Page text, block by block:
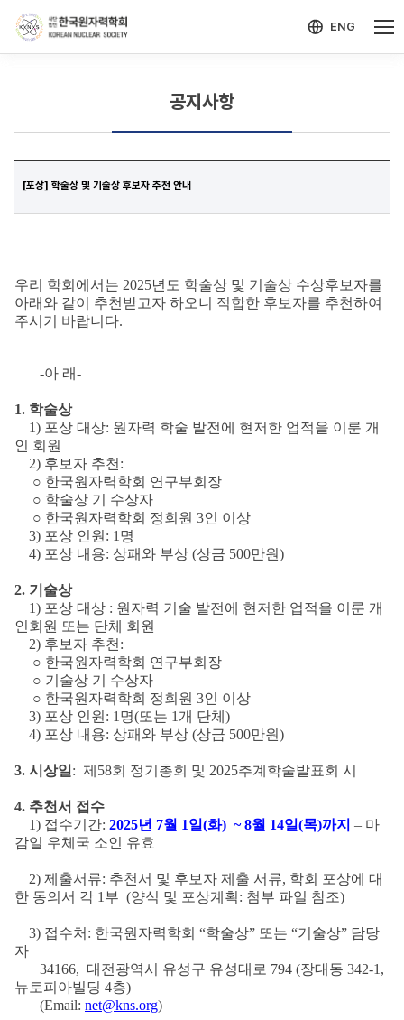
ENG
공지사항
[포상] 학술상 및 기술상 후보자 추천 안내
우리 학회에서는 2025년도 학술상 및 기술상 수상후보자를
아래와 같이 추천받고자 하오니 적합한 후보자를 추천하여
주시기 바랍니다.
-아 래-
1. 학술상
1) 포상 대상: 원자력 학술 발전에 현저한 업적을 이룬 개
인 회원
2) 후보자 추천:
○ 한국원자력학회 연구부회장
○ 학술상 기 수상자
○ 한국원자력학회 정회원 3인 이상
3) 포상 인원: 1명
4) 포상 내용: 상패와 부상 (상금 500만원)
2. 기술상
1) 포상 대상 : 원자력 기술 발전에 현저한 업적을 이룬 개
인회원 또는 단체 회원
2) 후보자 추천:
○ 한국원자력학회 연구부회장
○ 기술상 기 수상자
○ 한국원자력학회 정회원 3인 이상
3) 포상 인원: 1명(또는 1개 단체)
4) 포상 내용: 상패와 부상 (상금 500만원)
3. 시상일 : 제58회 정기총회 및 2025추계학술발표회 시
4. 추천서 접수
1) 접수기간: 2025년 7월 1일(화) ~ 8월 14일(목)까지 – 마
감일 우체국 소인 유효
2) 제출서류: 추천서 및 후보자 제출 서류, 학회 포상에 대
한 동의서 각 1부 (양식 및 포상계획: 첨부 파일 참조)
3) 접수처: 한국원자력학회 “학술상” 또는 “기술상” 담당
자
34166, 대전광역시 유성구 유성대로 794 (장대동 342-1,
뉴토피아빌딩 4층)
(Email: net@kns.org)